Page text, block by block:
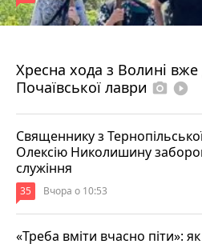
Хресна хода з Волині
Почаївської лаври photo_camera play_circle_filled
Священнику з Тернопільської
Олексію Николишину
служіння
35 Вчора о 10:53
«Треба вміти вчасно піти»: